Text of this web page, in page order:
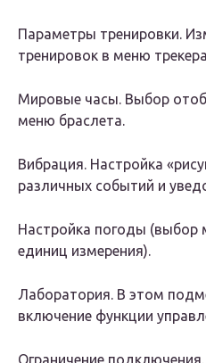
Параметры тренировки.
тренировок в меню
Мировые часы. Выбор
меню браслета.
Вибрация. Настройка
различных событий и
Настройка погоды (выбор
единиц измерения).
Лаборатория. В этом
включение функции